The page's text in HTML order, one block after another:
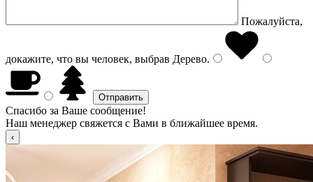
Пожалуйста,
докажите, что вы человек, выбрав Дерево.
Спасибо за Ваше сообщение!
Наш менеджер свяжется с Вами в ближайшее время.